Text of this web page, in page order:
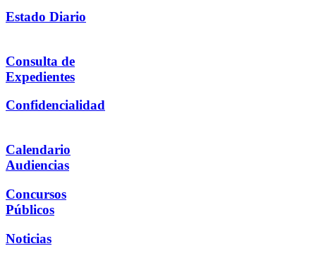
Estado Diario
Consulta de
Expedientes
Confidencialidad
Calendario
Audiencias
Concursos
Públicos
Noticias